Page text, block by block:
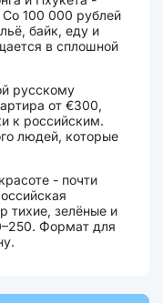
Со 100 000 рублей
байк, еду и
в сплошной
русскому
от €300,
к российским.
людей, которые
- почти
тихие, зелёные и
Формат для